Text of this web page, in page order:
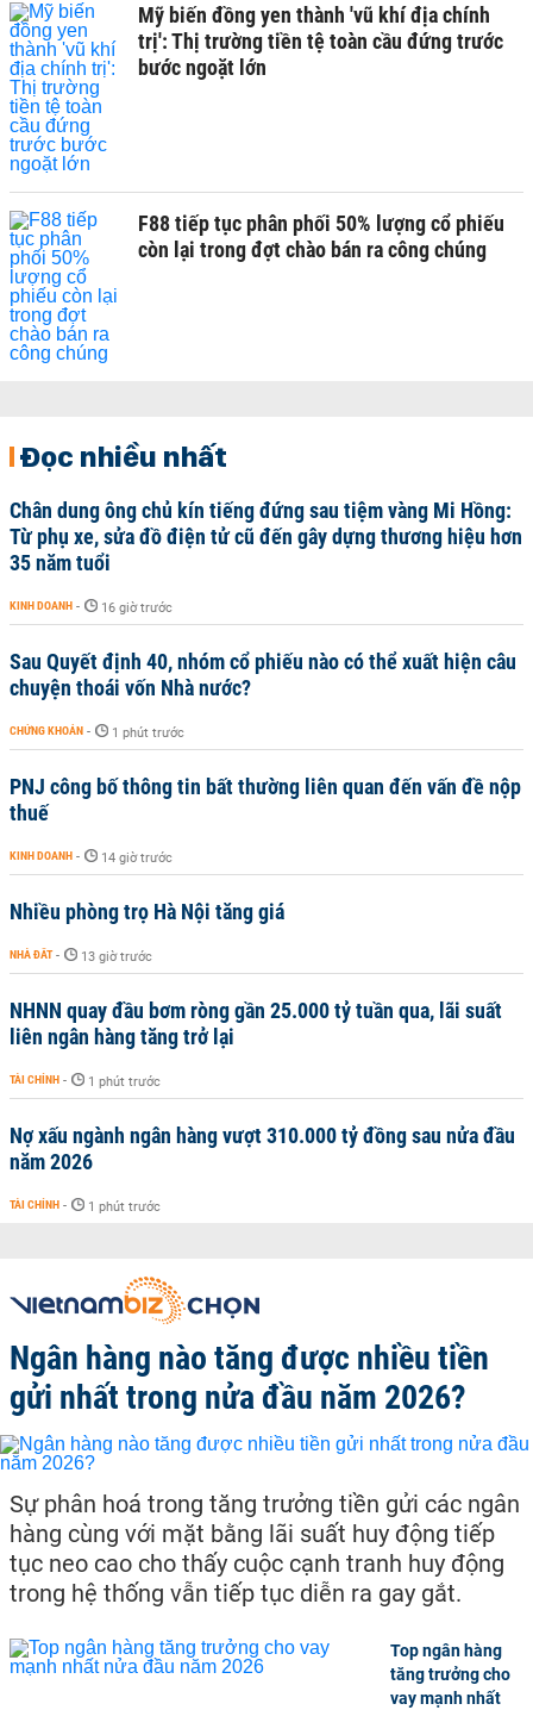
Mỹ biến đồng yen thành 'vũ khí địa chính
trị': Thị trường tiền tệ toàn cầu đứng trước
bước ngoặt lớn
F88 tiếp tục phân phối 50% lượng cổ phiếu
còn lại trong đợt chào bán ra công chúng
Đọc nhiều nhất
Chân dung ông chủ kín tiếng đứng sau tiệm vàng Mi Hồng:
Từ phụ xe, sửa đồ điện tử cũ đến gây dựng thương hiệu hơn
35 năm tuổi
KINH DOANH - 16 giờ trước
Sau Quyết định 40, nhóm cổ phiếu nào có thể xuất hiện câu
chuyện thoái vốn Nhà nước?
CHỨNG KHOÁN - 1 phút trước
PNJ công bố thông tin bất thường liên quan đến vấn đề nộp
thuế
KINH DOANH - 14 giờ trước
Nhiều phòng trọ Hà Nội tăng giá
NHÀ ĐẤT - 13 giờ trước
NHNN quay đầu bơm ròng gần 25.000 tỷ tuần qua, lãi suất
liên ngân hàng tăng trở lại
TÀI CHÍNH - 1 phút trước
Nợ xấu ngành ngân hàng vượt 310.000 tỷ đồng sau nửa đầu
năm 2026
TÀI CHÍNH - 1 phút trước
Ngân hàng nào tăng được nhiều tiền
gửi nhất trong nửa đầu năm 2026?
Sự phân hoá trong tăng trưởng tiền gửi các ngân
hàng cùng với mặt bằng lãi suất huy động tiếp
tục neo cao cho thấy cuộc cạnh tranh huy động
trong hệ thống vẫn tiếp tục diễn ra gay gắt.
Top ngân hàng
tăng trưởng cho
vay mạnh nhất